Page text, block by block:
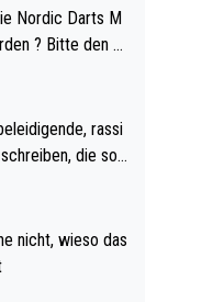
des Weltm
bei Archie Self l
Weltmeister d
sich das
die PDC-WM
? Bitte den A
rassi
die soll
mich: Luke Li
Social Media G
öfters mal gege
nicht, wieso das